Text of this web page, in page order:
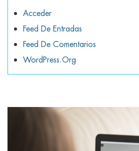
Acceder
Feed De Entradas
Feed De Comentarios
WordPress.org